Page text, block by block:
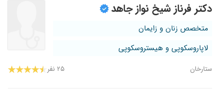
دکتر فرناز شیخ نواز جاهد
متخصص زنان و زایمان
لاپاروسکوپی و هیستروسکوپی
ستارخان ۲۵ نفر